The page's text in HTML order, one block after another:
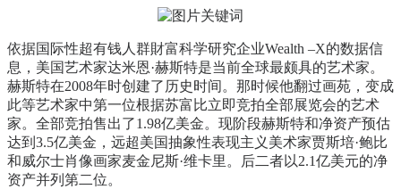
依据国际性超有钱人群財富科学研究企业Wealth –X的数据信
息，美国艺术家达米恩·赫斯特是当前全球最颇具的艺术家。
赫斯特在2008年时创建了历史时间。那时候他翻过画苑，变成
此等艺术家中第一位根据苏富比立即竞拍全部展览会的艺术
家。全部竞拍售出了1.98亿美金。现阶段赫斯特和净资产预估
达到3.5亿美金，远超美国抽象性表现主义美术家贾斯培·鲍比
和威尔士肖像画家麦金尼斯·维卡里。后二者以2.1亿美元的净
资产并列第二位。